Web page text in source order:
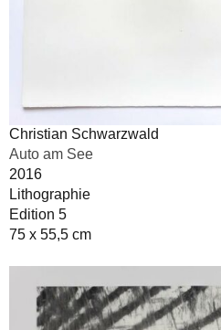
Christian Schwarzwald
Auto am See
2016
Lithographie
Edition 5
75 x 55,5 cm